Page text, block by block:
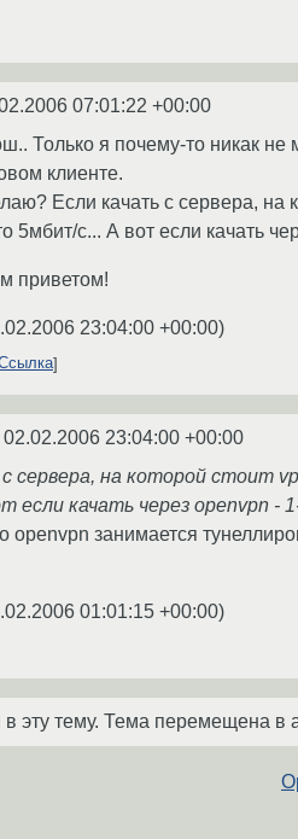
07:01:22 +00:00
Только я почему-то никак
клиенте.
Если качать с сервера,
5мбит/c... А вот если качать
приветом!
23:04:00 +00:00)
02.02.2006 23:04:00 +00:00
с сервера, на которой стоит
если качать через openvpn -
openvpn занимается
01:01:15 +00:00)
эту тему. Тема перемещена в